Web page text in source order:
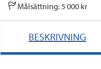
Målsättning: 5 000 kr
BESKRIVNING